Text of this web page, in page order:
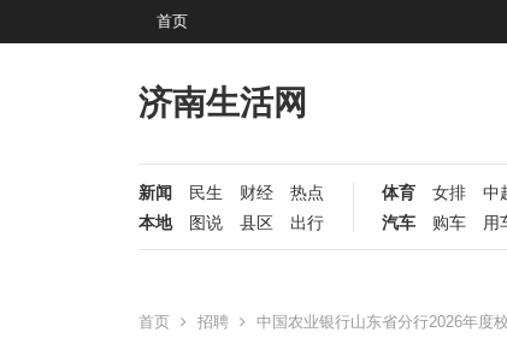
首页
济南生活网
新闻 民生 财经
热点
本地
图说 县区 出行
体育 女排 中
汽车
购车 用
首页 招聘 中国农业银行山东省分行2026年度